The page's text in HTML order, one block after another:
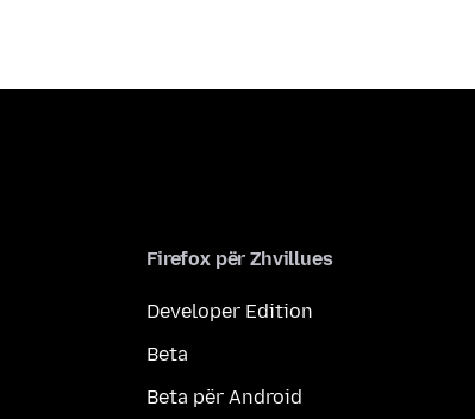
Firefox për Zhvillues
Developer Edition
Beta
Beta për Android